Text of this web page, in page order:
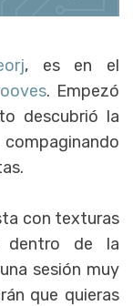
, es en el
. Empezó
descubrió la
con texturas
dentro de la
sesión muy
que quieras